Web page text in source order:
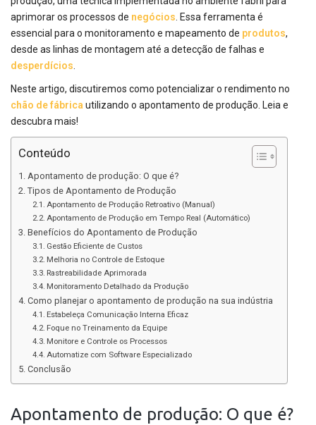
aprimorar os processos de negócios. Essa ferramenta é
essencial para o monitoramento e mapeamento de produtos,
desde as linhas de montagem até a detecção de falhas e
desperdícios.
Neste artigo, discutiremos como potencializar o rendimento no
chão de fábricautilizando o apontamento de produção. Leia e
descubra mais!
Conteúdo
Apontamento de produção: O que é?
Tipos de Apontamento de Produção
Apontamento de Produção Retroativo (Manual)
Apontamento de Produção em Tempo Real (Automático)
Benefícios do Apontamento de Produção
Gestão Eficiente de Custos
Melhoria no Controle de Estoque
Rastreabilidade Aprimorada
Monitoramento Detalhado da Produção
Como planejar o apontamento de produção na sua indústria
Estabeleça Comunicação Interna Eficaz
Foque no Treinamento da Equipe
Monitore e Controle os Processos
Automatize com Software Especializado
Conclusão
Apontamento de produção: O que é?